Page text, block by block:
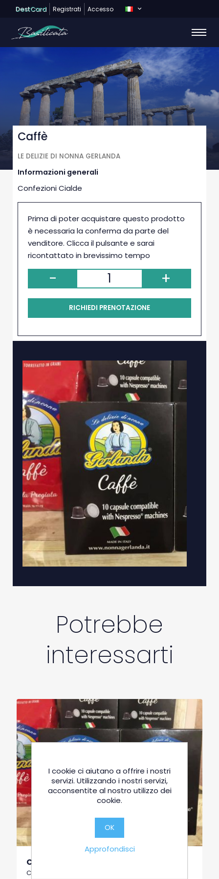
DestCard Registrati Accesso
Caffè
LE DELIZIE DI NONNA GERLANDA
Informazioni generali
Confezioni Cialde
Prima di poter acquistare questo prodotto
è necessaria la conferma da parte del
venditore. Clicca il pulsante e sarai
ricontattato in brevissimo tempo
- +
RICHIEDI PRENOTAZIONE
Potrebbe
interessarti
Caffè
Confezioni Cialde
I cookie ci aiutano a offrire i nostri
servizi. Utilizzando i nostri servizi,
acconsentite al nostro utilizzo dei
cookie.
OK
Approfondisci